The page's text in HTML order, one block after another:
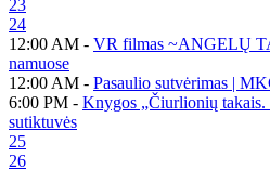
23
24
12:00 AM - VR filmas ~ANGELŲ
namuose
12:00 AM - Pasaulio sutvėrimas |
6:00 PM - Knygos „Čiurlionių
sutiktuvės
25
26